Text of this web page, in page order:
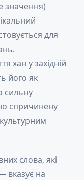
значення)
для
хан у західній
його як
сильну
спричинену
слова, які
вказує на